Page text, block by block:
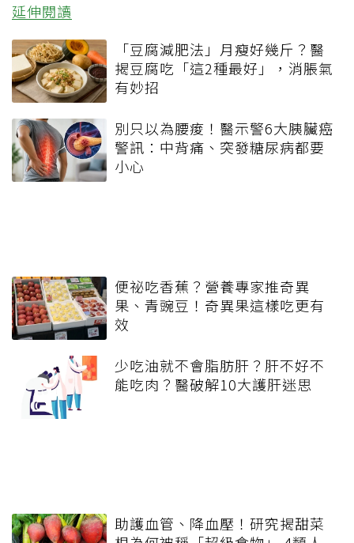
延伸閱讀
「豆腐減肥法」月瘦好幾斤？醫
揭豆腐吃「這2種最好」，消脹氣
有妙招
別只以為腰痠！醫示警6大胰臟癌
警訊：中背痛、突發糖尿病都要
小心
便祕吃香蕉？營養專家推奇異
果、青豌豆！奇異果這樣吃更有
效
少吃油就不會脂肪肝？肝不好不
能吃肉？醫破解10大護肝迷思
助護血管、降血壓！研究揭甜菜